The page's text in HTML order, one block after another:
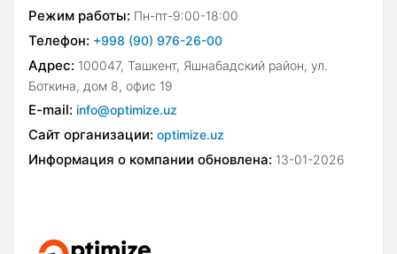
Режим работы: Пн-пт-9:00-18:00
Телефон: +998 (90) 976-26-00
Адрес: 100047, Ташкент, Яшнабадский район, ул.
Боткина, дом 8, офис 19
E-mail: info@optimize.uz
Сайт организации: optimize.uz
Информация о компании обновлена: 13-01-2026